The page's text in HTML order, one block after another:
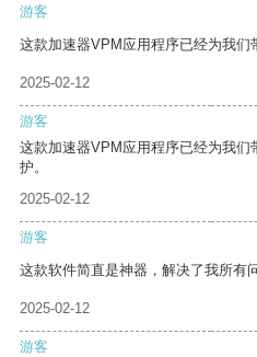
游客
这款加速器VPM应用程序已经为我们
2025-02-12
游客
这款加速器VPM应用程序已经为我
护。
2025-02-12
游客
这款软件简直是神器，解决了我所有问
2025-02-12
游客